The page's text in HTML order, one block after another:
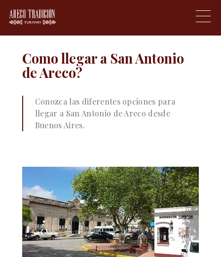
Como llegar a San Antonio
de Areco?
Conozca las diferentes opciones para
llegar a San Antonio de Areco desde
Buenos Aires.
areco_tradicion by